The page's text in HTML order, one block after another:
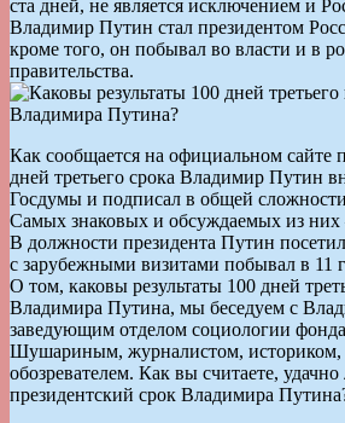
ста дней, не является исключением и
Владимир Путин стал президентом
кроме того, он побывал во власти и в
правительства.
Как сообщается на официальном сайте
дней третьего срока Владимир Путин
Госдумы и подписал в общей
Самых знаковых и обсуждаемых из
В должности президента Путин
с зарубежными визитами побывал в 11
О том, каковы результаты 100 дней
Владимира Путина, мы беседуем с
заведующим отделом социологии
Шушариным, журналистом, историком,
обозревателем. Как вы считаете, удачно
президентский срок Владимира